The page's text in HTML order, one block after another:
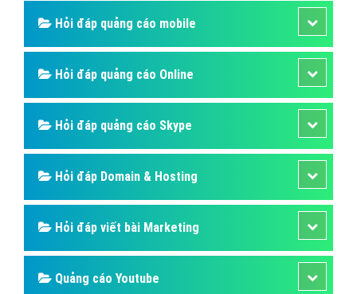
Hỏi đáp quảng cáo mobile
Hỏi đáp quảng cáo Online
Hỏi đáp quảng cáo Skype
Hỏi đáp Domain & Hosting
Hỏi đáp viết bài Marketing
Quảng cáo Youtube